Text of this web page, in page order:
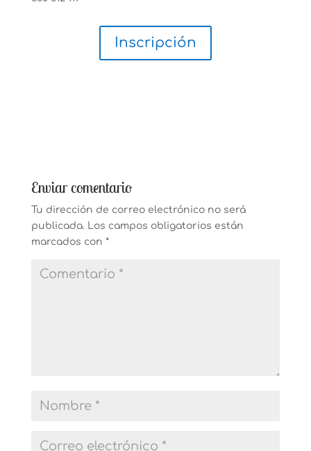
Inscripción
Enviar comentario
Tu dirección de correo electrónico no será
publicada. Los campos obligatorios están
marcados con *